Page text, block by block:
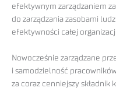
efektywnym zarządzaniem
do zarządzania zasobami
efektywności całej
Nowocześnie zarządzane
i samodzielność
za coraz cenniejszy